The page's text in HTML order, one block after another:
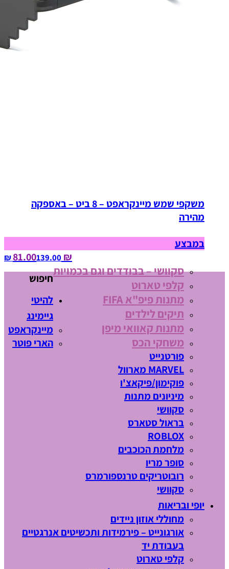
משקפי שמש מיינקראפט – 8 ביט – באספקה
מהירה
במבצע
₪ 81.00
139.00‏ ₪
סקוושי – בבודדים וגם בכמויות
קלפי טארוט
מתנות פיפ"א FIFA
תיקים לילדים
מתנות קאוואי מיפן
משחקי הכס
חיפוש
להיטי
גיימינג
מיינקראפט
הארי פוטר
פורטנייט
MARVEL מארוול
פוקימון/פיקאצ'ו
מיניונים מתנות
סקוושי
בראול סטארס
ROBLOX
מלחמת הכוכבים
סופר מריו
רובוטריקים טרנספורמרס
סקוושי
יופי ובריאות
מחוללי אוזון ניידים
אורגונייט – פירמידות ותכשיטים אנרגטיים
בעבודת יד
קלפי טארוט